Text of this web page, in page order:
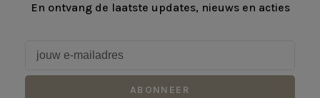
En ontvang de laatste updates, nieuws en acties
ABONNEER